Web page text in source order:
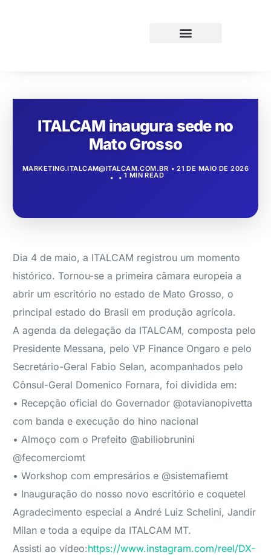
ITALCAM inaugura sede no
Mato Grosso
MARKETING.ITALCAM@ITALCAM.COM.BR 21 DE MAIO DE 2026
1 MIN READ
Dia 4 de maio, a ITALCAM registrou um momento
histórico. Tornou-se a primeira câmara europeia a
abrir um escritório no estado de Mato Grosso, o
principal estado do Brasil em produção agrícola.
A agenda da delegação da ITALCAM, composta pelo
Presidente Messana, pelo VP Finance Ongaro e pelo
Secretário-Geral Fabio Selan, acompanhados pelo
Cônsul-Geral Domenico Fornara, foi dividida em:
• Recepção oficial do Governador @otavianopivetta
com banda e execução do hino nacional
• Almoço com o Prefeito @abiliobrunini
@fecomerciomt
• Workshop com empresários e @sistemafiemt
• Inauguração do nosso novo escritório e coquetel
Agradecimento especial a André Luiz Schelini, Jandir
Milan e toda a equipe da ITALCAM MT.
Assisti ao vídeo:https://www.instagram.com/reel/DX-